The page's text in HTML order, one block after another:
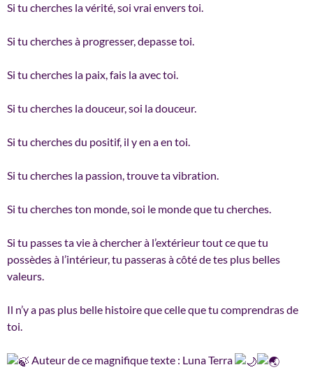
Si tu cherches la vérité, soi vrai envers toi.
Si tu cherches à progresser, depasse toi.
Si tu cherches la paix, fais la avec toi.
Si tu cherches la douceur, soi la douceur.
Si tu cherches du positif, il y en a en toi.
Si tu cherches la passion, trouve ta vibration.
Si tu cherches ton monde, soi le monde que tu cherches.
Si tu passes ta vie à chercher à l’extérieur tout ce que tu
possèdes à l’intérieur, tu passeras à côté de tes plus belles
valeurs.
Il n’y a pas plus belle histoire que celle que tu comprendras de
toi.
Auteur de ce magnifique texte : Luna Terra